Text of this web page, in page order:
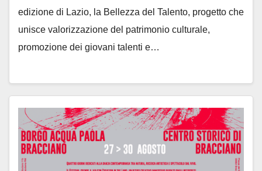
edizione di Lazio, la Bellezza del Talento, progetto che
unisce valorizzazione del patrimonio culturale,
promozione dei giovani talenti e…